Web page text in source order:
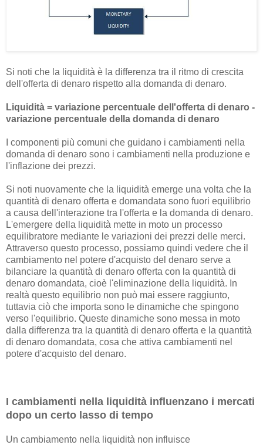
Si noti che la liquidità è la differenza tra il ritmo di crescita
dell'offerta di denaro rispetto alla domanda di denaro.
Liquidità = variazione percentuale dell'offerta di denaro -
variazione percentuale della domanda di denaro
I componenti più comuni che guidano i cambiamenti nella
domanda di denaro sono i cambiamenti nella produzione e
l'inflazione dei prezzi.
Si noti nuovamente che la liquidità emerge una volta che la
quantità di denaro offerta e domandata sono fuori equilibrio
a causa dell'interazione tra l'offerta e la domanda di denaro.
L'emergere della liquidità mette in moto un processo
equilibratore mediante le variazioni dei prezzi delle merci.
Attraverso questo processo, possiamo quindi vedere che il
cambiamento nel potere d'acquisto del denaro serve a
bilanciare la quantità di denaro offerta con la quantità di
denaro domandata, cioè l'eliminazione della liquidità. In
realtà questo equilibrio non può mai essere raggiunto,
tuttavia ciò che importa sono le dinamiche che spingono
verso l'equilibrio. Queste dinamiche sono messa in moto
dalla differenza tra la quantità di denaro offerta e la quantità
di denaro domandata, cosa che attiva cambiamenti nel
potere d'acquisto del denaro.
I cambiamenti nella liquidità influenzano i mercati
dopo un certo lasso di tempo
Un cambiamento nella liquidità non influisce